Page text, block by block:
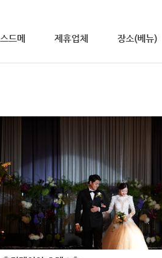
스드메 제휴업체 장소(베뉴)